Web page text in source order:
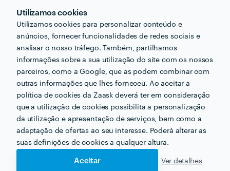
Utilizamos cookies
Utilizamos cookies para personalizar conteúdo e
anúncios, fornecer funcionalidades de redes sociais e
analisar o nosso tráfego. Também, partilhamos
informações sobre a sua utilização do site com os nossos
parceiros, como a Google, que as podem combinar com
outras informações que lhes forneceu. Ao aceitar a
política de cookies da Zaask deverá ter em consideração
que a utilização de cookies possibilita a personalização
da utilização e apresentação de serviços, bem como a
adaptação de ofertas ao seu interesse. Poderá alterar as
suas definições de cookies a qualquer altura.
Aceitar Ver detalhes
Receba várias propostas de profissionais como
Ângela Sofia de Sousa Santos em poucas horas.
Outros serviços proporcionados por Ângela Sofia de
Sousa Santos
Formador de Latex em porto